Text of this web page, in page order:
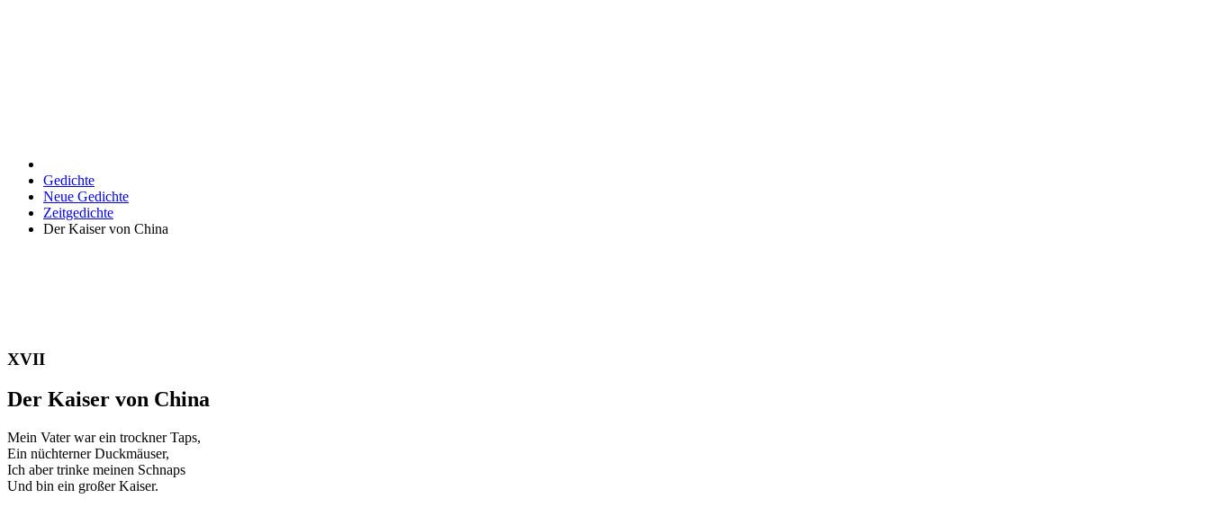
Gedichte
Neue Gedichte
Zeitgedichte
Der Kaiser von China
XVII
Der Kaiser von China
Mein Vater war ein trockner Taps,
Ein nüchterner Duckmäuser,
Ich aber trinke meinen Schnaps
Und bin ein großer Kaiser.